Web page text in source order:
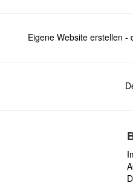
Eigene Website erstellen -